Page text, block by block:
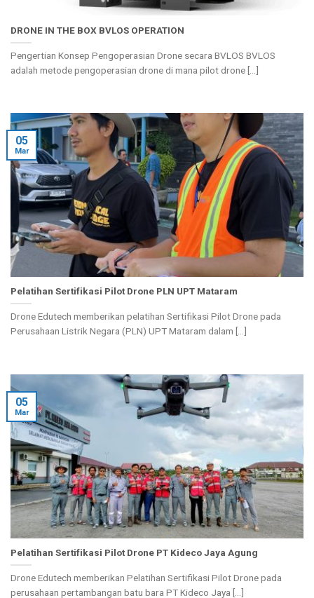
DRONE IN THE BOX BVLOS OPERATION
Pengertian Konsep Pengoperasian Drone secara BVLOS BVLOS
adalah metode pengoperasian drone di mana pilot drone [...]
Pelatihan Sertifikasi Pilot Drone PLN UPT Mataram
Drone Edutech memberikan pelatihan Sertifikasi Pilot Drone pada
Perusahaan Listrik Negara (PLN) UPT Mataram dalam [...]
05
Mar
Pelatihan Sertifikasi Pilot Drone PT Kideco Jaya Agung
Drone Edutech memberikan Pelatihan Sertifikasi Pilot Drone pada
perusahaan pertambangan batu bara PT Kideco Jaya [...]
05
Mar